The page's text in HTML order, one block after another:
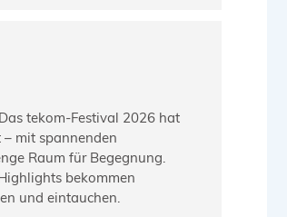
tekom-Festival 2026 hat
mit spannenden
Raum für Begegnung.
bekommen
und eintauchen.